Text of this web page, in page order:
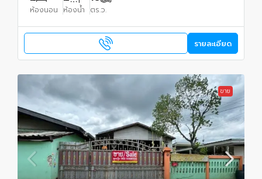
ห้องนอน ห้องน้ำ ตร.ว.
รายละเอียด
ขาย